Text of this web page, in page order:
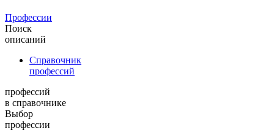
Профессии
Поиск
описаний
Справочник
профессий
профессий
в справочнике
Выбор
профессии